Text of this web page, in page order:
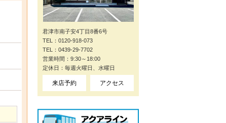
君津市南子安4丁目8番6号
TEL：0120-918-073
TEL：0439-29-7702
営業時間：9:30～18:00
定休日：毎週火曜日、水曜日
来店予約 アクセス